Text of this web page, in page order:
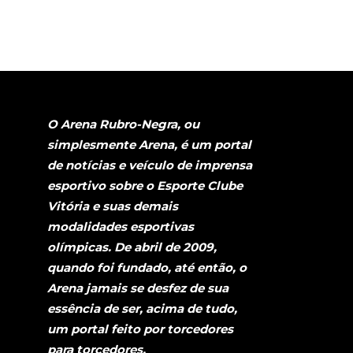
O Arena Rubro-Negra, ou
simplesmente Arena, é um portal
de notícias e veículo de imprensa
esportivo sobre o Esporte Clube
Vitória e suas demais
modalidades esportivas
olímpicas. De abril de 2009,
quando foi fundado, até então, o
Arena jamais se desfez de sua
essência de ser, acima de tudo,
um portal feito por torcedores
para torcedores.